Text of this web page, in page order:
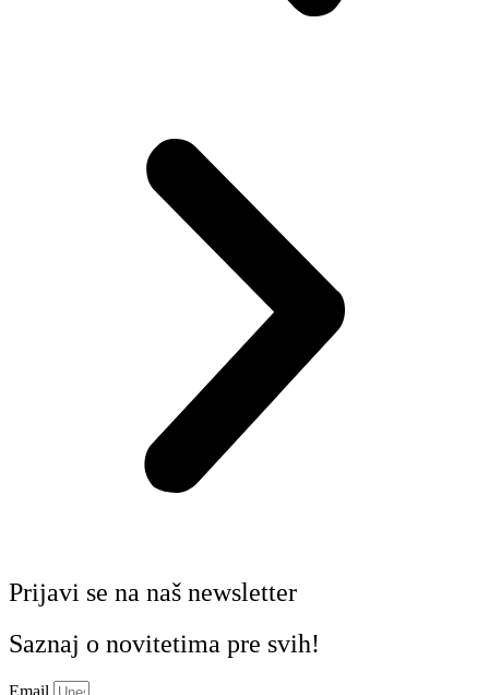
Prijavi se na naš newsletter
Saznaj o novitetima pre svih!